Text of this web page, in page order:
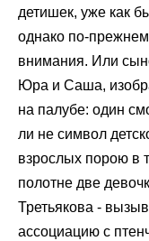
детишек, уже как
однако по-
внимания. Или
Юра и Саша,
на палубе: один
ли не символ
взрослых порою в
полотне две
Третьякова -
ассоциацию с